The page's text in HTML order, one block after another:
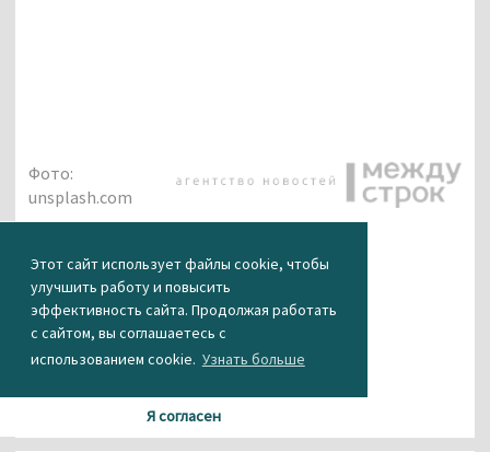
Этот сайт использует файлы cookie, чтобы
улучшить работу и повысить
эффективность сайта. Продолжая работать
с сайтом, вы соглашаетесь с
использованием cookie. Узнать больше
Я согласен
Фото:
unsplash.com
0 0 0 0 1